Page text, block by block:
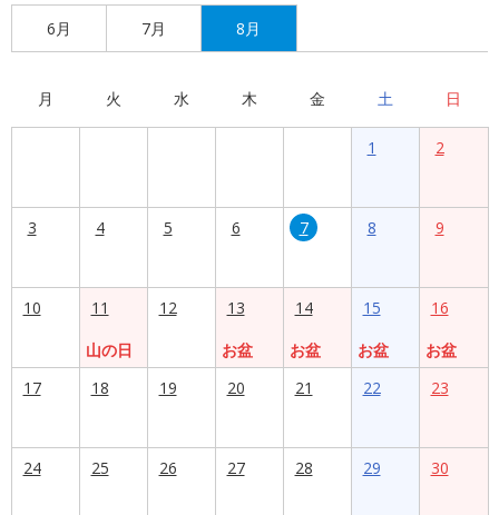
6月 7月 8月
月 火 水 木 金 土 日
1 2
3 4 5 6 7 8 9
10
11
山の日
12
13
お盆
14
お盆
15
お盆
16
お盆
17
18 19 20 21 22 23
24 25 26 27 28 29 30